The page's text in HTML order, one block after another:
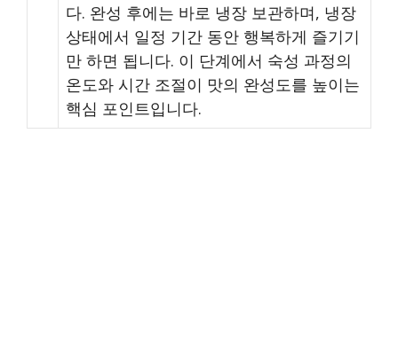
다. 완성 후에는 바로 냉장 보관하며, 냉장
상태에서 일정 기간 동안 행복하게 즐기기
만 하면 됩니다. 이 단계에서 숙성 과정의
온도와 시간 조절이 맛의 완성도를 높이는
핵심 포인트입니다.